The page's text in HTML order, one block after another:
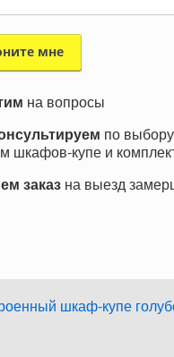
на вопросы
по
шкафов-купе и
заказна выезд
шкаф-купе